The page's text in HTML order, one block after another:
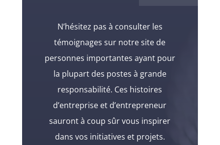
N’hésitez pas à consulter les
témoignages sur notre site de
personnes importantes ayant pour
la plupart des postes à grande
responsabilité. Ces histoires
d’entreprise et d’entrepreneur
sauront à coup sûr vous inspirer
dans vos initiatives et projets.